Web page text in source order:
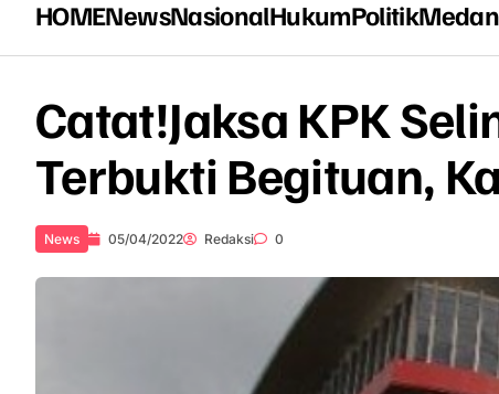
HOMENewsNasionalHukumPolitikMedan
Catat!Jaksa KPK
Terbukti Begituan,
News 05/04/2022 Redaksi 0